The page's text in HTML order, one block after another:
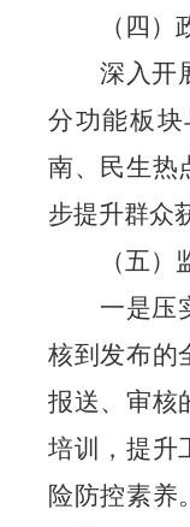
（四
深入开
分功能板
南、民生热
步提升群众
（五
一是压
核到发布的
报送、审核
培训，提升
险防控素养